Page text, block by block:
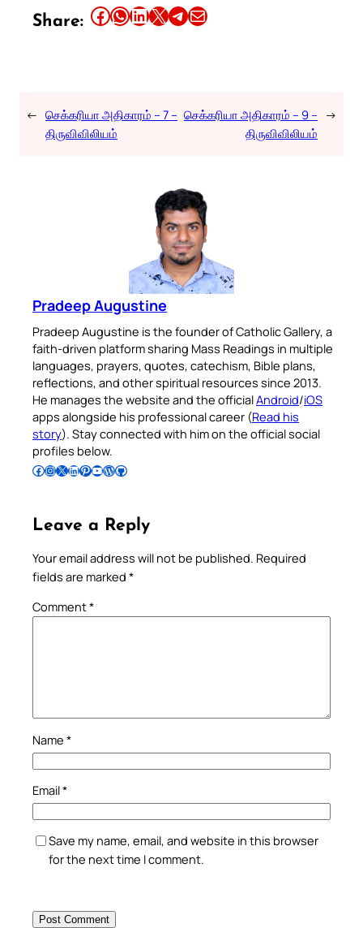
Share: Share this article on Facebook Share this article on WhatsApp Share this article on LinkedIn Share this article on X Share this article on TelegramEmail this Article
← செக்கரியா அதிகாரம் – 7 –
திருவிவிலியம்
செக்கரியா அதிகாரம் – 9 –
திருவிவிலியம்
→
Pradeep Augustine
Pradeep Augustine is the founder of Catholic Gallery, a
faith-driven platform sharing Mass Readings in multiple
languages, prayers, quotes, catechism, Bible plans,
reflections, and other spiritual resources since 2013.
He manages the website and the officialAndroid/iOS
apps alongside his professional career (Read his
story). Stay connected with him on the official social
profiles below.
Follow Pradeep on Facebook Follow Pradeep on InstagramFollow Pradeep on X Follow Pradeep on LinkedIn Follow Pradeep on Pinterest Subscribe to Pradeep’s Youtube Channel Follow Pradeep on WordPress Follow Pradeep on GitHub
Leave a Reply
Your email address will not be published. Required
fields are marked *
Comment*
Name *
Email*
Save my name, email, and website in this browser
for the next time I comment.